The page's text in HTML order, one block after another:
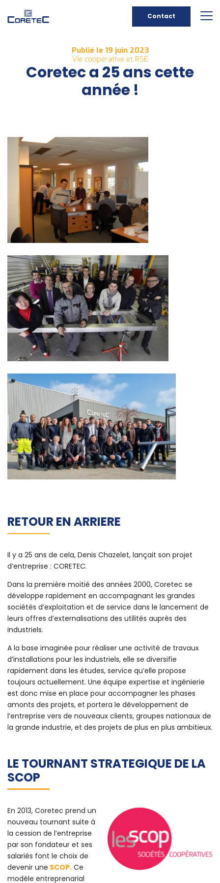
Contact
Publié le 19 juin 2023
Vie coopérative et RSE
Coretec a 25 ans cette
année !
RETOUR EN ARRIERE
Il y a 25 ans de cela, Denis Chazelet, lançait son projet
d’entreprise : CORETEC.
Dans la première moitié des années 2000, Coretec se
développe rapidement en accompagnant les grandes
sociétés d’exploitation et de service dans le lancement de
leurs offres d’externalisations des utilités auprès des
industriels.
A la base imaginée pour réaliser une activité de travaux
d’installations pour les industriels, elle se diversifie
rapidement dans les études, service qu’elle propose
toujours actuellement. Une équipe expertise et ingénierie
est donc mise en place pour accompagner les phases
amonts des projets, et portera le développement de
l’entreprise vers de nouveaux clients, groupes nationaux de
la grande industrie, et des projets de plus en plus ambitieux.
LE TOURNANT STRATEGIQUE DE LA
SCOP
En 2013, Coretec prend un
nouveau tournant suite à
la cession de l’entreprise
par son fondateur et ses
salariés font le choix de
devenir une SCOP. Ce
modèle entreprenarial